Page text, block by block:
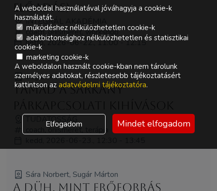
előadás)
INTEGRÁL AKADÉMIA
coach, önismeret, workshop
hétfő, 2026-06-22., 11:00 - 12:15
Sugár Márton
Támad a sárkány
TUDATOSSÁG
coach, önismeret, terápia
Sára Norbert, Sugár Márton
A düh, mint erőforrás
A weboldal használatával jóváhagyja a cookie-k
használatát.
működéshez nélkülözhetetlen cookie-k
adatbiztonsághoz nélkülözhetetlen és statisztikai
cookie-k
marketing cookie-k
A weboldalon használt cookie-kban nem tárolunk
személyes adatokat, részletesebb tájékoztatásért
kattintson az adatvédelmi tájékoztatóra.
Elfogadom Mindet elfogadom